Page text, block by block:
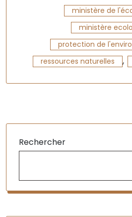
ministère de
ministère
protection de
ressources naturelles ,
Rechercher